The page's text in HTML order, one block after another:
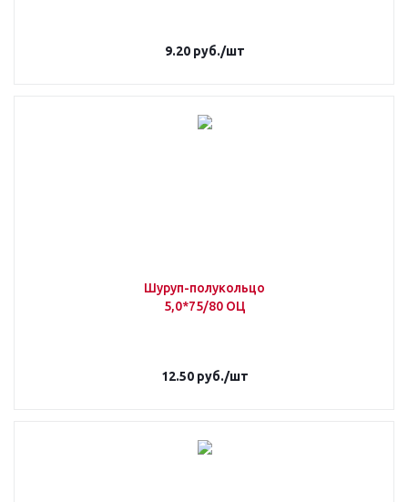
9.20руб./шт
Шуруп-полукольцо
5,0*75/80 ОЦ
12.50руб./шт